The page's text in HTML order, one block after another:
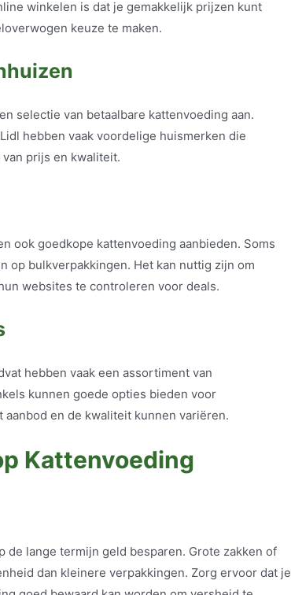
winkelen is dat je gemakkelijk prijzen kunt
keuze te maken.
selectie van betaalbare kattenvoeding aan.
hebben vaak voordelige huismerken die
prijs en kwaliteit.
ook goedkope kattenvoeding aanbieden. Soms
op bulkverpakkingen. Het kan nuttig zijn om
websites te controleren voor deals.
hebben vaak een assortiment van
kunnen goede opties bieden voor
en de kwaliteit kunnen variëren.
Kattenvoeding
de lange termijn geld besparen. Grote zakken of
dan kleinere verpakkingen. Zorg ervoor dat je